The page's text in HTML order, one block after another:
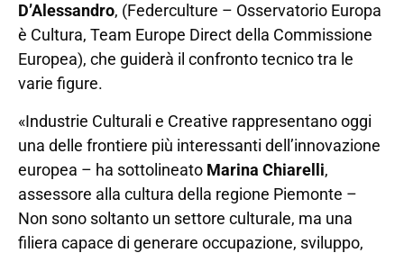
D’Alessandro, (Federculture – Osservatorio Europa
è Cultura, Team Europe Direct della Commissione
Europea), che guiderà il confronto tecnico tra le
varie figure.
«Industrie Culturali e Creative rappresentano oggi
una delle frontiere più interessanti dell’innovazione
europea – ha sottolineato Marina Chiarelli,
assessore alla cultura della regione Piemonte –
Non sono soltanto un settore culturale, ma una
filiera capace di generare occupazione, sviluppo,